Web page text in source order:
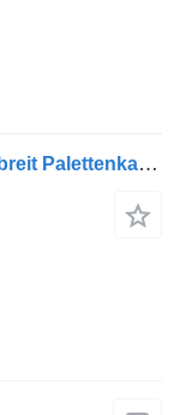
Schmitz Cargobull SCB*S3B Blumenbreit Palettenkasten Liftachse